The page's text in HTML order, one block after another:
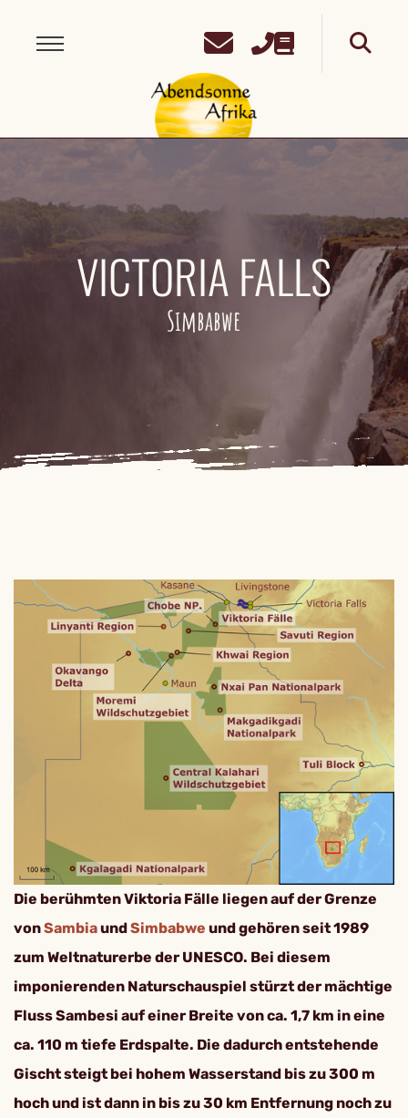
VICTORIA FALLS
Simbabwe
Die berühmten Viktoria Fälle liegen auf der Grenze
vonSambiaundSimbabwe und gehören seit 1989
zum Weltnaturerbe der UNESCO. Bei diesem
imponierenden Naturschauspiel stürzt der mächtige
Fluss Sambesi auf einer Breite von ca. 1,7 km in eine
ca. 110 m tiefe Erdspalte. Die dadurch entstehende
Gischt steigt bei hohem Wasserstand bis zu 300 m
hoch und ist dann in bis zu 30 km Entfernung noch zu